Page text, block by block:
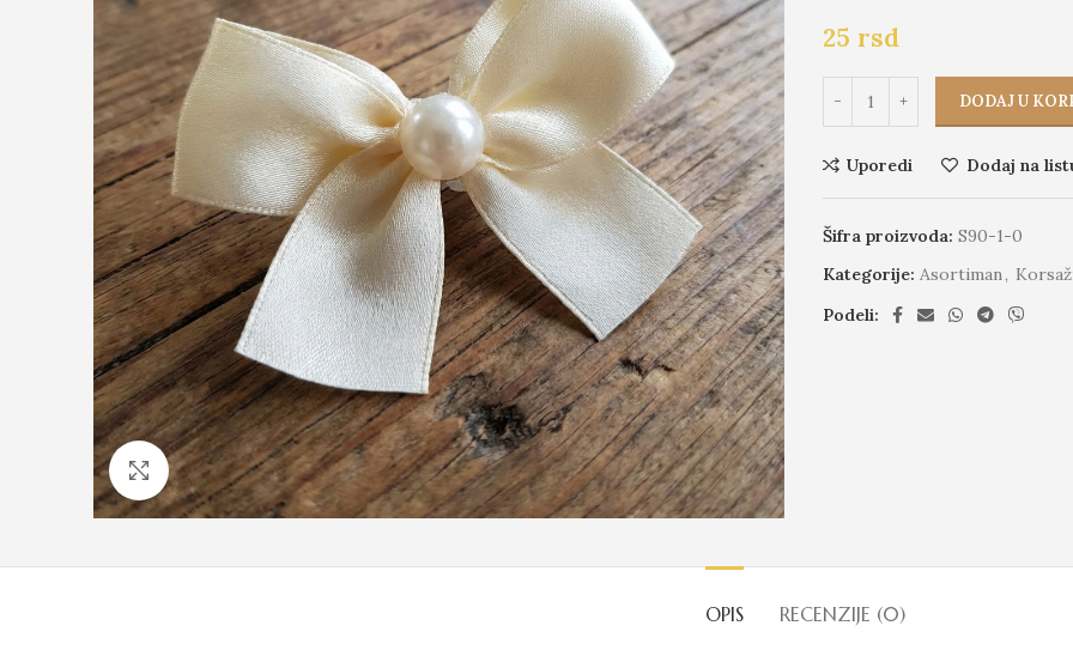
Click to enlarge
25 rsd
DODAJ U
Uporedi Dodaj na
Šifra proizvoda: S90-1-0
Kategorije: Asortiman,
Podeli:
OPIS RECENZIJE (0)